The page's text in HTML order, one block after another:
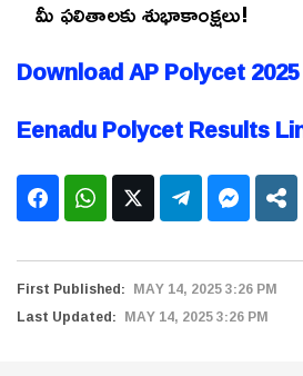
మీ ఫలితాలకు శుభాకాంక్షలు!
Download AP Polycet
Eenadu Polycet Results
First Published: MAY 14, 2025 3:26 PM
Last Updated: MAY 14, 2025 3:26 PM